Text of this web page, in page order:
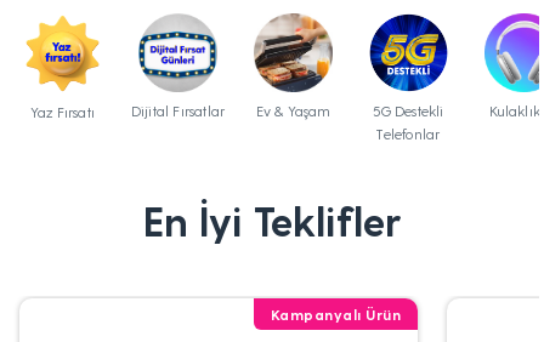
Yaz Fırsatı Dijital Fırsatlar Ev & Yaşam
5G Destekli
Telefonlar
En İyi Teklifler
Kampanyalı Ürün